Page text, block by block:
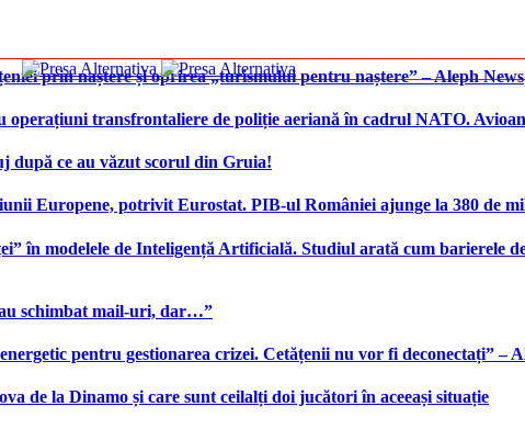
prin naștere și oprirea „turismului pentru naștere” – Aleph News
operațiuni transfrontaliere de poliție aeriană în cadrul NATO.
după ce au văzut scorul din Gruia!
Europene, potrivit Eurostat. PIB-ul României ajunge la 380 de
în modelele de Inteligență Artificială. Studiul arată cum barierele
schimbat mail-uri, dar…”
pentru gestionarea crizei. Cetățenii nu vor fi deconectați” –
de la Dinamo și care sunt ceilalți doi jucători în aceeași situație